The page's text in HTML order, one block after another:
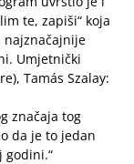
te, zapiši“ koja
najznačajnije
Umjetnički
Tamás Szalay:
značaja tog
da je to jedan
godini.“